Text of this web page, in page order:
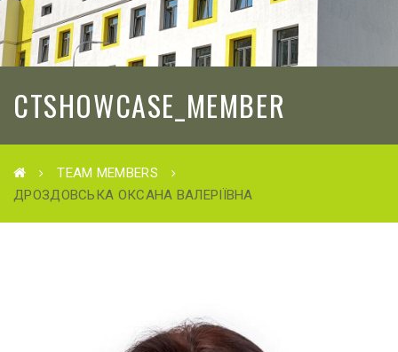
CTSHOWCASE_MEMBER
TEAM MEMBERS
ДРОЗДОВСЬКА ОКСАНА ВАЛЕРІЇВНА